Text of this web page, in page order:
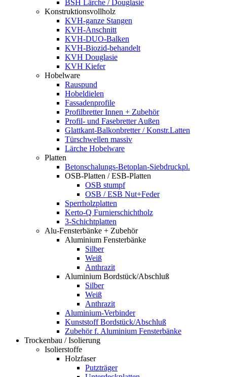
BSH Lärche / Douglasie
Konstruktionsvollholz
KVH-ganze Stangen
KVH-Anschnitt
KVH-DUO-Balken
KVH-Biozid-behandelt
KVH Douglasie
KVH Kiefer
Hobelware
Rauspund
Hobeldielen
Fassadenprofile
Profilbretter Innen + Zubehör
Profil- und Fasebretter Außen
Glattkant-Balkonbretter / Konstr.Latten
Türschwellen massiv
Lärche Hobelware
Platten
Betonschalungs-Betoplan-Siebdruckpl.
OSB-Platten / ESB-Platten
OSB stumpf
OSB / ESB Nut+Feder
Sperrholzplatten
Kerto-Q Furnierschichtholz
3-Schichtplatten
Alu-Fensterbänke + Zubehör
Aluminium Fensterbänke
Silber
Weiß
Anthrazit
Aluminium Bordstück/Abschluß
Silber
Weiß
Anthrazit
Aluminium-Verbinder
Kunststoff Bordstück/Abschluß
Zubehör f. Aluminium Fensterbänke
Trockenbau / Isolierung
Isolierstoffe
Holzfaser
Putzträger